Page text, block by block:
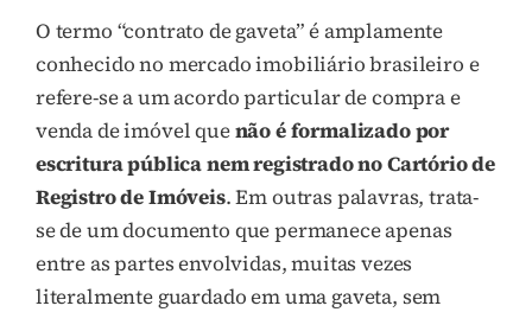
O termo “contrato de gaveta” é amplamente
conhecido no mercado imobiliário brasileiro e
refere-se a um acordo particular de compra e
venda de imóvel quenão é formalizado por
escritura pública nem registrado no Cartório de
Registro de Imóveis. Em outras palavras, trata-
se de um documento que permanece apenas
entre as partes envolvidas, muitas vezes
literalmente guardado em uma gaveta, sem